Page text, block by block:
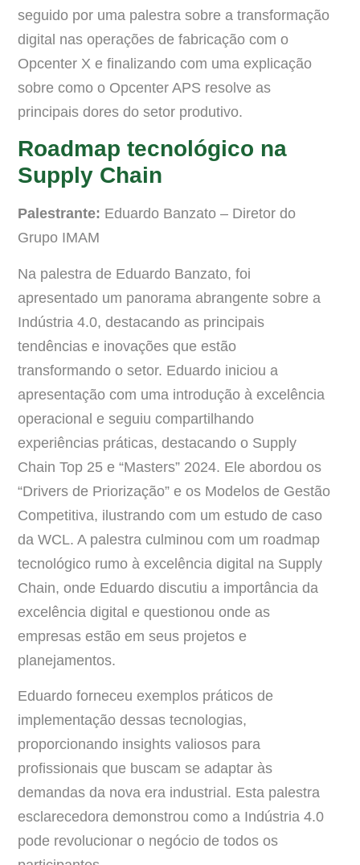
seguido por uma palestra sobre a transformação
digital nas operações de fabricação com o
Opcenter X e finalizando com uma explicação
sobre como o Opcenter APS resolve as
principais dores do setor produtivo.
Roadmap tecnológico na
Supply Chain
Palestrante: Eduardo Banzato – Diretor do
Grupo IMAM
Na palestra de Eduardo Banzato, foi
apresentado um panorama abrangente sobre a
Indústria 4.0, destacando as principais
tendências e inovações que estão
transformando o setor. Eduardo iniciou a
apresentação com uma introdução à excelência
operacional e seguiu compartilhando
experiências práticas, destacando o Supply
Chain Top 25 e “Masters” 2024. Ele abordou os
“Drivers de Priorização” e os Modelos de Gestão
Competitiva, ilustrando com um estudo de caso
da WCL. A palestra culminou com um roadmap
tecnológico rumo à excelência digital na Supply
Chain, onde Eduardo discutiu a importância da
excelência digital e questionou onde as
empresas estão em seus projetos e
planejamentos.
Eduardo forneceu exemplos práticos de
implementação dessas tecnologias,
proporcionando insights valiosos para
profissionais que buscam se adaptar às
demandas da nova era industrial. Esta palestra
esclarecedora demonstrou como a Indústria 4.0
pode revolucionar o negócio de todos os